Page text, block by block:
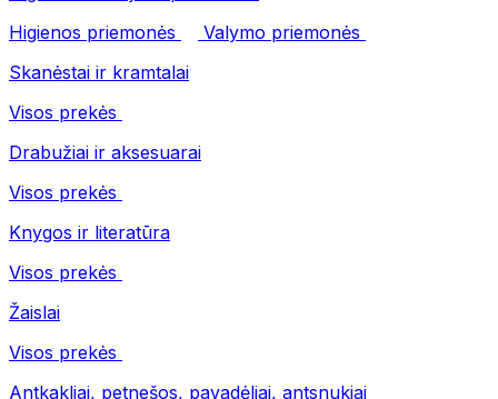
Higienos priemonės
Valymo priemonės
Skanėstai ir kramtalai
Visos prekės
Drabužiai ir aksesuarai
Visos prekės
Knygos ir literatūra
Visos prekės
Žaislai
Visos prekės
Antkakliai, petnešos, pavadėliai, antsnukiai